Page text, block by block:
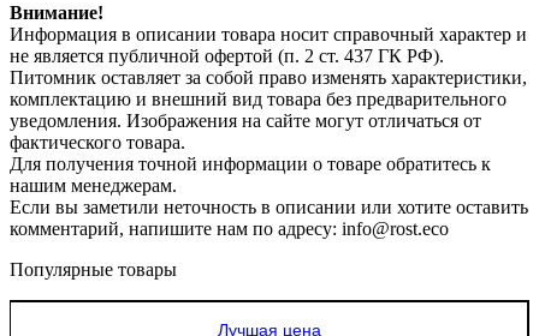
Внимание!
Информация в описании товара носит справочный характер и
не является публичной офертой (п. 2 ст. 437 ГК РФ).
Питомник оставляет за собой право изменять характеристики,
комплектацию и внешний вид товара без предварительного
уведомления. Изображения на сайте могут отличаться от
фактического товара.
Для получения точной информации о товаре обратитесь к
нашим менеджерам.
Если вы заметили неточность в описании или хотите оставить
комментарий, напишите нам по адресу: info@rost.eco
Популярные товары
Лучшая цена